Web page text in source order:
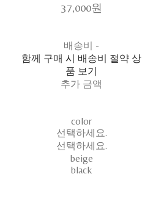
37,000원
배송비 -
함께 구매 시 배송비 절약 상
품 보기
추가 금액
color
선택하세요.
선택하세요.
beige
black